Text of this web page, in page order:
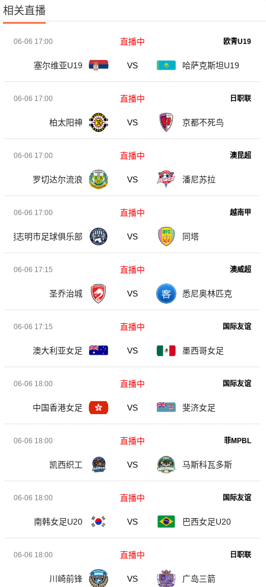
相关直播
06-06 17:00 欧青U19
塞尔维亚U19 VS 哈萨克斯坦U19
直播中
06-06 17:00 日职联
柏太阳神 VS 京都不死鸟
直播中
06-06 17:00 澳昆超
罗切达尔流浪 VS 潘尼苏拉
直播中
06-06 17:00 越南甲
胡志明市足球俱乐部 VS 同塔
直播中
06-06 17:15 澳威超
圣乔治城 VS 悉尼奥林匹克
直播中
06-06 17:15 国际友谊
澳大利亚女足 VS 墨西哥女足
直播中
06-06 18:00 国际友谊
中国香港女足 VS 斐济女足
直播中
06-06 18:00 菲MPBL
凯西织工 VS 马斯科瓦多斯
直播中
06-06 18:00 国际友谊
南韩女足U20 VS 巴西女足U20
直播中
06-06 18:00 日职联
川崎前锋 VS 广岛三箭
直播中